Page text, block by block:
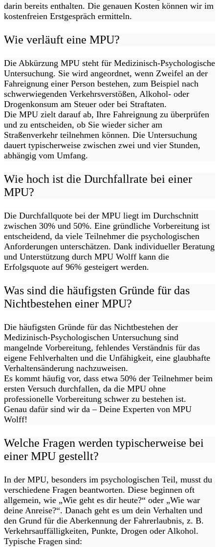
darin bereits enthalten. Die genauen Kosten können wir im
kostenfreien Erstgespräch ermitteln.
Wie verläuft eine MPU?
Die Abkürzung MPU steht für Medizinisch-Psychologische
Untersuchung. Sie wird angeordnet, wenn Zweifel an der
Fahreignung einer Person bestehen, zum Beispiel nach
schwerwiegenden Verkehrsverstößen, Alkohol- oder
Drogenkonsum am Steuer oder bei Straftaten.
Die MPU zielt darauf ab, Ihre Fahreignung zu überprüfen
und zu entscheiden, ob Sie wieder sicher am
Straßenverkehr teilnehmen können. Die Untersuchung
dauert typischerweise zwischen zwei und vier Stunden,
abhängig vom Umfang.
Wie hoch ist die Durchfallrate bei einer
MPU?
Die Durchfallquote bei der MPU liegt im Durchschnitt
zwischen 30% und 50%. Eine gründliche Vorbereitung ist
entscheidend, da viele Teilnehmer die psychologischen
Anforderungen unterschätzen. Dank individueller Beratung
und Unterstützung durch MPU Wolff kann die
Erfolgsquote auf 96% gesteigert werden.
Was sind die häufigsten Gründe für das
Nichtbestehen einer MPU?
Die häufigsten Gründe für das Nichtbestehen der
Medizinisch-Psychologischen Untersuchung sind
mangelnde Vorbereitung, fehlendes Verständnis für das
eigene Fehlverhalten und die Unfähigkeit, eine glaubhafte
Verhaltensänderung nachzuweisen.
Es kommt häufig vor, dass etwa 50% der Teilnehmer beim
ersten Versuch durchfallen, da die MPU ohne
professionelle Vorbereitung schwer zu bestehen ist.
Genau dafür sind wir da – Deine Experten von MPU
Wolff!
Welche Fragen werden typischerweise bei
einer MPU gestellt?
In der MPU, besonders im psychologischen Teil, musst du
verschiedene Fragen beantworten. Diese beginnen oft
allgemein, wie „Wie geht es dir heute?“ oder „Wie war
deine Anreise?“. Danach geht es um dein Verhalten und
den Grund für die Aberkennung der Fahrerlaubnis, z. B.
Verkehrsauffälligkeiten, Punkte, Drogen oder Alkohol.
Typische Fragen sind: